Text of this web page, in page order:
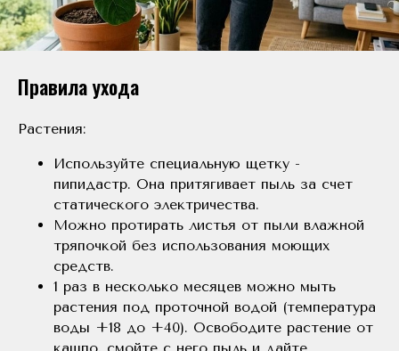
Правила ухода
Растения:
Используйте специальную щетку -
пипидастр. Она притягивает пыль за счет
статического электричества.
Можно протирать листья от пыли влажной
тряпочкой без использования моющих
средств.
1 раз в несколько месяцев можно мыть
растения под проточной водой (температура
воды +18 до +40). Освободите растение от